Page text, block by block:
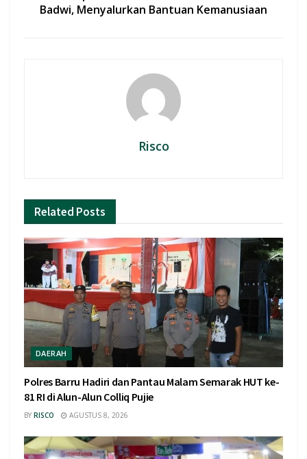
Badwi, Menyalurkan Bantuan Kemanusiaan
Risco
Related Posts
DAERAH
Polres Barru Hadiri dan Pantau Malam Semarak HUT ke-
81 RI di Alun-Alun Colliq Pujie
BY RISCO AGUSTUS 8, 2026